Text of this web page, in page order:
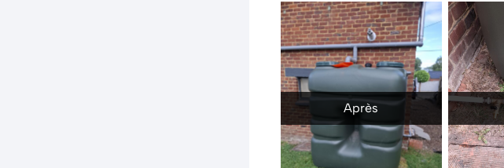
Après